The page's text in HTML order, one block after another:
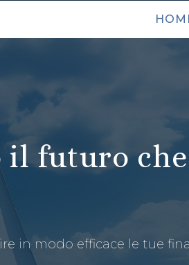
il futuro che
in modo efficace le tue